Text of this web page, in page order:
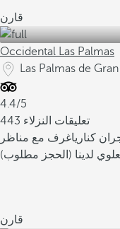
قارن
Occidental Las Palmas
Las Palmas de
4.4/5
443 تعليقات النزلاء
كنارياغرف مع مناظر
لدينا (الحجز مطلوب)
قارن